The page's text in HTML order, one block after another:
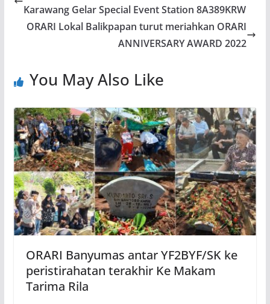
Karawang Gelar Special Event Station 8A389KRW
ORARI Lokal Balikpapan turut meriahkan ORARI
ANNIVERSARY AWARD 2022
You May Also Like
ORARI Banyumas antar YF2BYF/SK ke
peristirahatan terakhir Ke Makam
Tarima Rila